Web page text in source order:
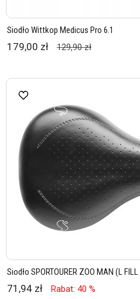
Siodło Wittkop Medicus Pro 6.1
179,00 zł 129,90 zł
Siodło SPORTOURER ZOO MAN (L
71,94 zł Rabat: 40 %